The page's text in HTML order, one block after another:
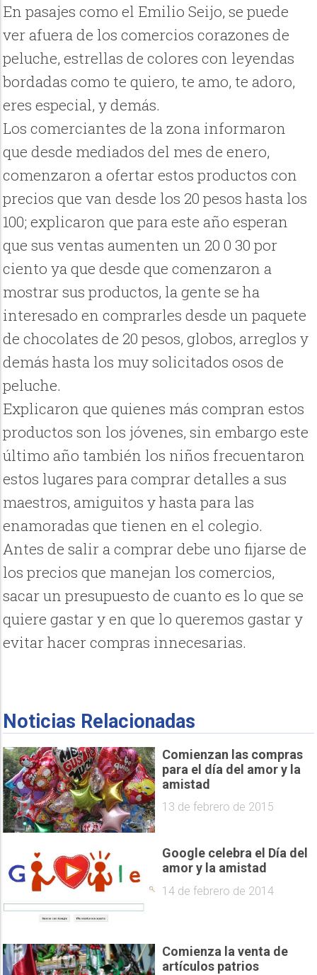
En pasajes como el Emilio Seijo, se puede
ver afuera de los comercios corazones de
peluche, estrellas de colores con leyendas
bordadas como te quiero, te amo, te adoro,
eres especial, y demás.
Los comerciantes de la zona informaron
que desde mediados del mes de enero,
comenzaron a ofertar estos productos con
precios que van desde los 20 pesos hasta los
100; explicaron que para este año esperan
que sus ventas aumenten un 20 0 30 por
ciento ya que desde que comenzaron a
mostrar sus productos, la gente se ha
interesado en comprarles desde un paquete
de chocolates de 20 pesos, globos, arreglos y
demás hasta los muy solicitados osos de
peluche.
Explicaron que quienes más compran estos
productos son los jóvenes, sin embargo este
último año también los niños frecuentaron
estos lugares para comprar detalles a sus
maestros, amiguitos y hasta para las
enamoradas que tienen en el colegio.
Antes de salir a comprar debe uno fijarse de
los precios que manejan los comercios,
sacar un presupuesto de cuanto es lo que se
quiere gastar y en que lo queremos gastar y
evitar hacer compras innecesarias.
Noticias Relacionadas
Comienzan las compras
para el día del amor y la
amistad
13 de febrero de 2015
Google celebra el Día del
amor y la amistad
14 de febrero de 2014
Comienza la venta de
artículos patrios